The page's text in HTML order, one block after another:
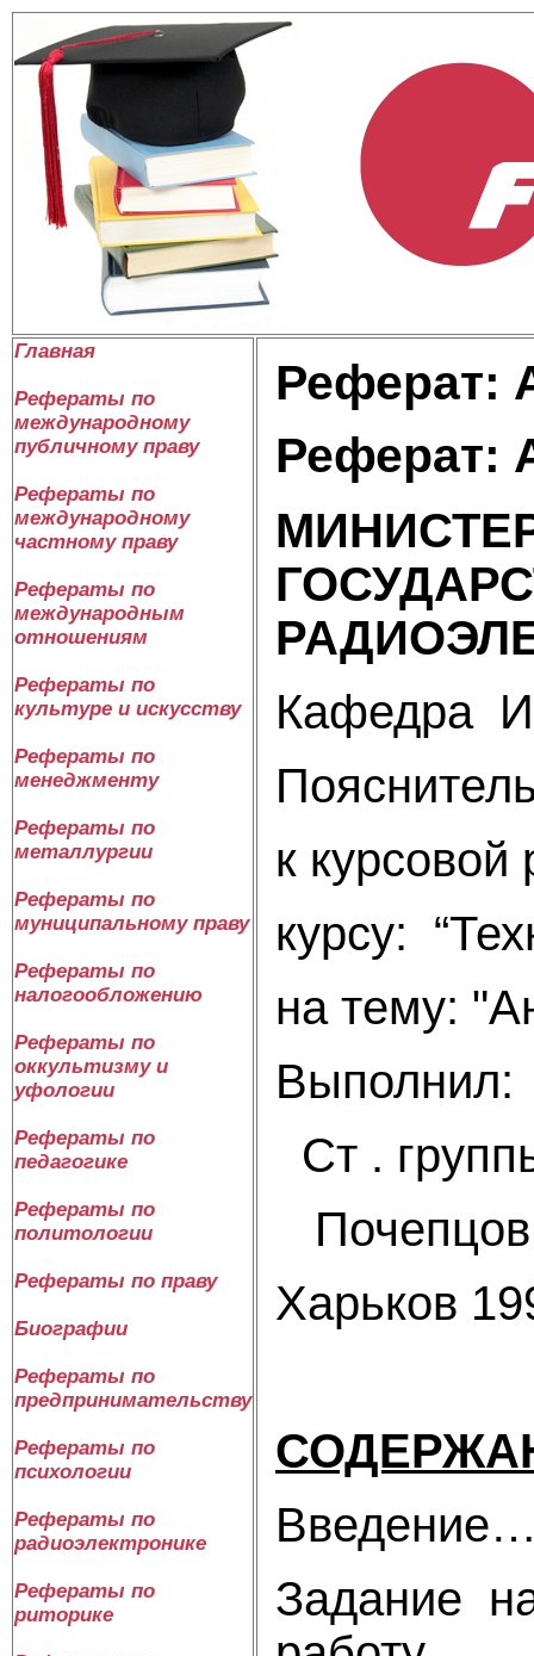
Главная
Рефераты по
международному
публичному праву
Рефераты по
международному
частному праву
Рефераты по
международным
отношениям
Рефераты по
культуре и искусству
Рефераты по
менеджменту
Рефераты по
металлургии
Рефераты по
муниципальному праву
Рефераты по
налогообложению
Рефераты по
оккультизму и
уфологии
Рефераты по
педагогике
Рефераты по
политологии
Рефераты по праву
Биографии
Рефераты по
предпринимательству
Рефераты по
психологии
Рефераты по
радиоэлектронике
Рефераты по
риторике
Реферат:
Реферат:
Кафедра
к курсовой
курсу:
на тему:
Ст .
Харьков
Задание